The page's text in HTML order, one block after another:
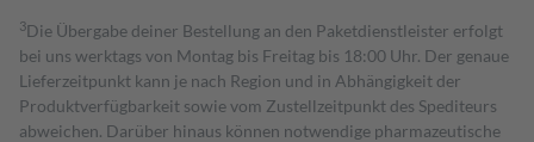
3Die Übergabe deiner Bestellung an den Paketdienstleister erfolgt
bei uns werktags von Montag bis Freitag bis 18:00 Uhr. Der genaue
Lieferzeitpunkt kann je nach Region und in Abhängigkeit der
Produktverfügbarkeit sowie vom Zustellzeitpunkt des Spediteurs
abweichen. Darüber hinaus können notwendige pharmazeutische